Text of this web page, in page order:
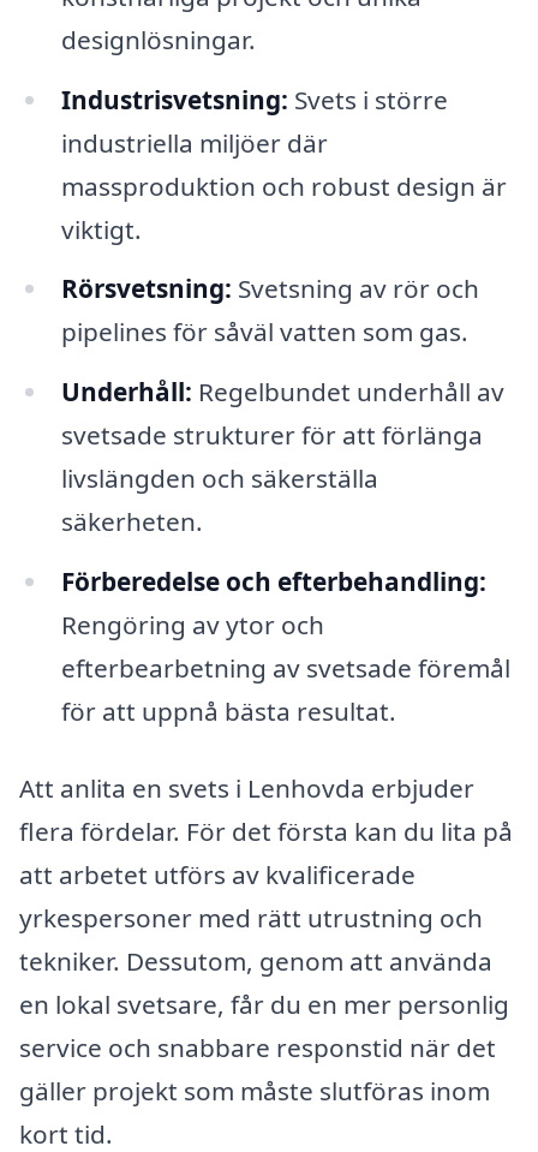
designlösningar.
Industrisvetsning: Svets i större
industriella miljöer där
massproduktion och robust design är
viktigt.
Rörsvetsning: Svetsning av rör och
pipelines för såväl vatten som gas.
Underhåll: Regelbundet underhåll av
svetsade strukturer för att förlänga
livslängden och säkerställa
säkerheten.
Förberedelse och efterbehandling:
Rengöring av ytor och
efterbearbetning av svetsade föremål
för att uppnå bästa resultat.
Att anlita en svets i Lenhovda erbjuder
flera fördelar. För det första kan du lita på
att arbetet utförs av kvalificerade
yrkespersoner med rätt utrustning och
tekniker. Dessutom, genom att använda
en lokal svetsare, får du en mer personlig
service och snabbare responstid när det
gäller projekt som måste slutföras inom
kort tid.